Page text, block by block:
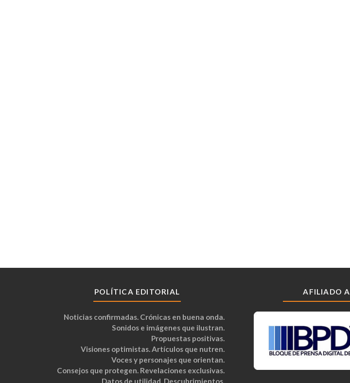
POLÍTICA EDITORIAL
Noticias confirmadas. Crónicas en buena onda.
Sonidos e imágenes que ilustran.
Propuestas positivas.
Visiones optimistas. Artículos que nutren.
Voces y personajes que orientan.
Consejos que protegen. Revelaciones exclusivas.
Datos de utilidad. Descubrimientos.
AFILIADO A